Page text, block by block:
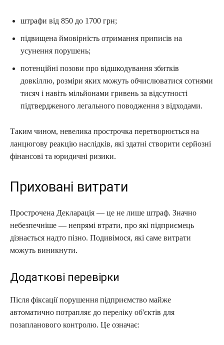
штрафи від 850 до 1700 грн;
підвищена ймовірність отримання приписів на
усунення порушень;
потенційні позови про відшкодування збитків
довкіллю, розміри яких можуть обчислюватися сотнями
тисяч і навіть мільйонами гривень за відсутності
підтвердженого легального поводження з відходами.
Таким чином, невелика прострочка перетворюється на
ланцюгову реакцію наслідків, які здатні створити серйозні
фінансові та юридичні ризики.
Приховані витрати
Прострочена Декларація — це не лише штраф. Значно
небезпечніше — непрямі втрати, про які підприємець
дізнається надто пізно. Подивімося, які саме витрати
можуть виникнути.
Додаткові перевірки
Після фіксації порушення підприємство майже
автоматично потрапляє до переліку об'єктів для
позапланового контролю. Це означає: